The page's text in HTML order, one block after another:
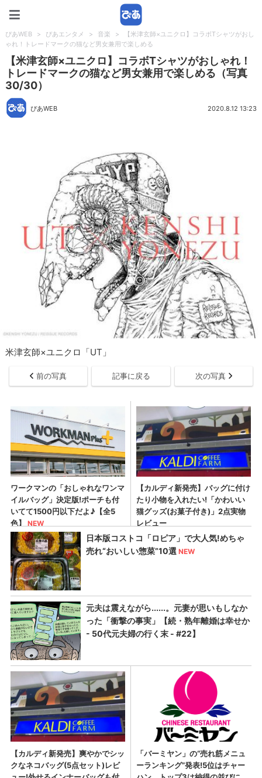
ぴあWEB > ぴあエンタメ > 音楽 >
【米津玄師×ユニクロ】コラボTシャツがおし
ゃれ！トレードマークの猫など男女兼用で楽しめる
【米津玄師×ユニクロ】コラボTシャツがおしゃれ！
トレードマークの猫など男女兼用で楽しめる（写真
30/30）
ぴあWEB 2020.8.12 13:23
米津玄師×ユニクロ「UT」
前の写真 記事に戻る 次の写真